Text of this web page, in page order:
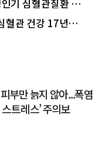
기 심혈관질환 위
혈관 건강 17년째
부만 늙지 않아...폭염
스트레스’ 주의보